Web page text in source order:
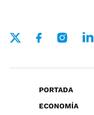
PORTADA
ECONOMÍA